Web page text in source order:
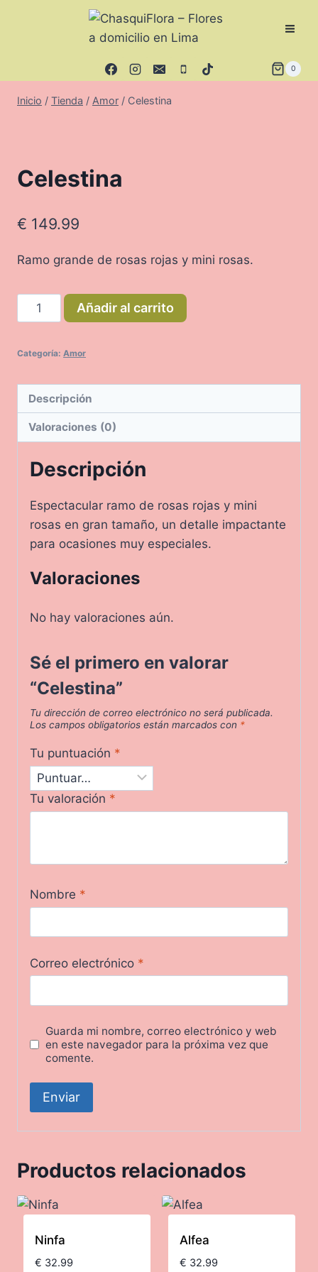
0
Inicio / Tienda / Amor / Celestina
Celestina
€ 149.99
Ramo grande de rosas rojas y mini rosas.
Celestina
cantidad
Añadir al carrito
Categoría: Amor
Descripción
Valoraciones (0)
Descripción
Espectacular ramo de rosas rojas y mini
rosas en gran tamaño, un detalle impactante
para ocasiones muy especiales.
Valoraciones
No hay valoraciones aún.
Sé el primero en valorar
“Celestina”
Tu dirección de correo electrónico no será publicada.
Los campos obligatorios están marcados con *
Tu puntuación *
Tu valoración *
Nombre *
Correo electrónico *
Guarda mi nombre, correo electrónico y web
en este navegador para la próxima vez que
comente.
Productos relacionados
Ninfa
€ 32.99
Alfea
€ 32.99